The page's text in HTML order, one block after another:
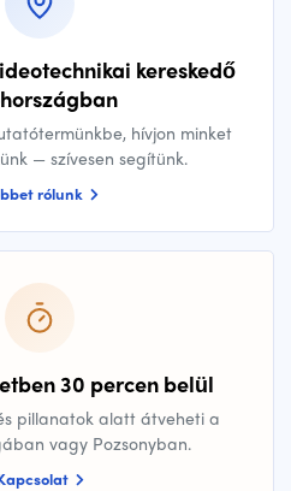
kereskedő
hívjon minket
— szívesen segítünk.
rólunk
30 percen belül
pillanatok alatt átveheti a
vagy Pozsonyban.